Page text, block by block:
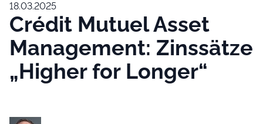
18.03.2025
Crédit Mutuel Asset
Management: Zinssätze
„Higher for Longer“